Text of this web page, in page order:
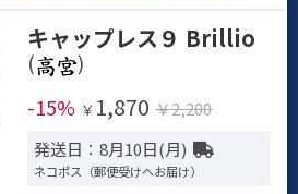
キャップレス９ Brillio
(
)
-15% ￥ 1,870 ￥2,200
発送日：8月10日(月)
ネコポス（郵便受けへお届け）